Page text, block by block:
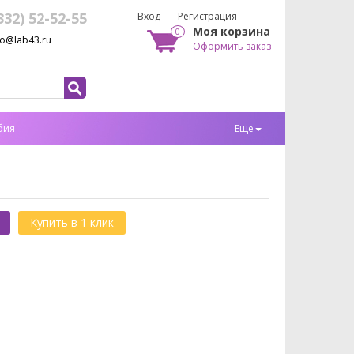
52-52-55 Вход Регистрация
0 Моя корзина
Оформить заказ
Еще
Купить в 1 клик